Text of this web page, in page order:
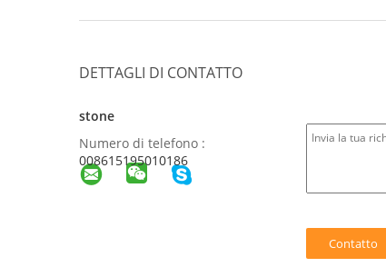
DETTAGLI DI CONTATTO
stone
Numero di telefono :
008615195010186